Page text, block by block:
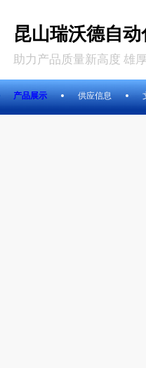
昆山瑞沃德自
助力产品质量新高度 雄
产品展示 供应信息